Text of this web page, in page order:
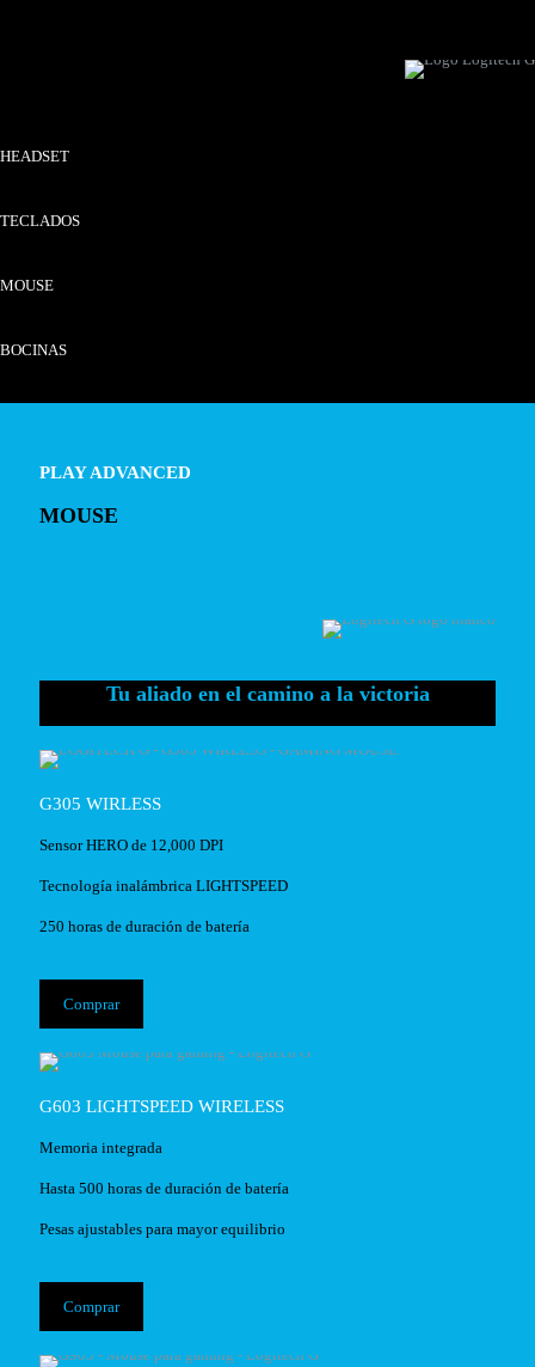
HEADSET
TECLADOS
MOUSE
BOCINAS
PLAY ADVANCED
MOUSE
Tu aliado en el camino a la victoria
G305 WIRLESS
Sensor HERO de 12,000 DPI
Tecnología inalámbrica LIGHTSPEED
250 horas de duración de batería
Comprar
G603 LIGHTSPEED WIRELESS
Memoria integrada
Hasta 500 horas de duración de batería
Pesas ajustables para mayor equilibrio
Comprar